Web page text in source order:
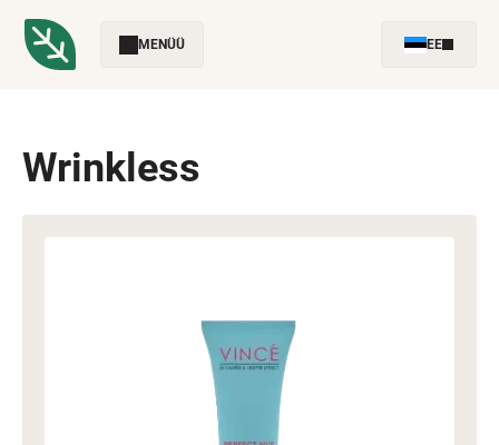
MENÜÜ EE
Wrinkless